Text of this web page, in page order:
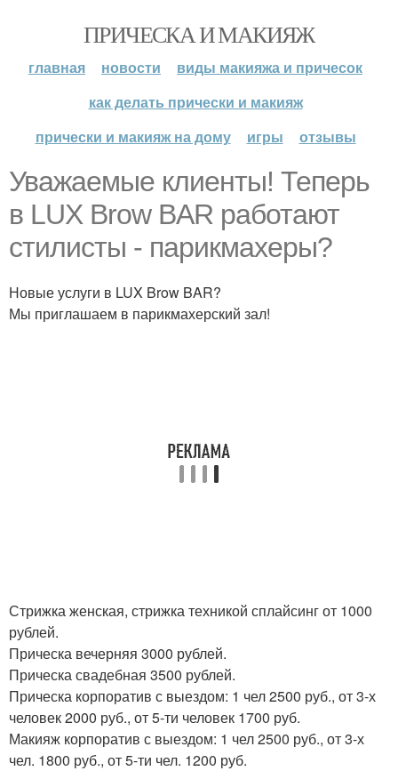
ПРИЧЕСКА И МАКИЯЖ
главная новости
виды макияжа и причесок
как делать прически и макияж
прически и макияж на дому
игры отзывы
Уважаемые клиенты! Теперь
в LUX Brow BAR работают
стилисты - парикмахеры?
Новые услуги в LUX Brow BAR?
Мы приглашаем в парикмахерский зал!
Стрижка женская, стрижка техникой сплайсинг от 1000
рублей.
Прическа вечерняя 3000 рублей.
Прическа свадебная 3500 рублей.
Прическа корпоратив с выездом: 1 чел 2500 руб., от 3-х
человек 2000 руб., от 5-ти человек 1700 руб.
Макияж корпоратив с выездом: 1 чел 2500 руб., от 3-х
чел. 1800 руб., от 5-ти чел. 1200 руб.